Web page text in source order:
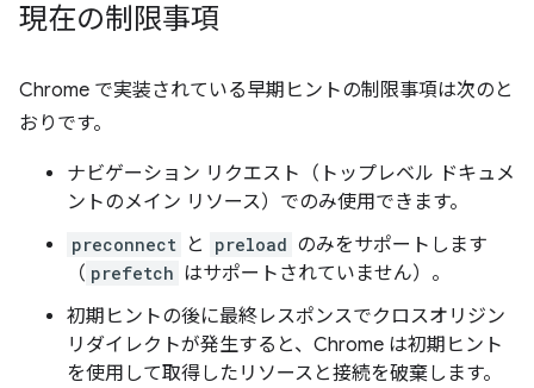
現在の制限事項
Chrome で実装されている早期ヒントの制限事項は次のと
おりです。
ナビゲーション リクエスト（トップレベル ドキュメ
ントのメイン リソース）でのみ使用できます。
preconnect と preload のみをサポートします
（ prefetch はサポートされていません）。
初期ヒントの後に最終レスポンスでクロスオリジン
リダイレクトが発生すると、Chrome は初期ヒント
を使用して取得したリソースと接続を破棄します。